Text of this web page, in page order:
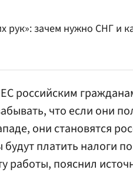
рук»: зачем нужно СНГ и
российским
что если они
они становятся
платить налоги
работы, пояснил